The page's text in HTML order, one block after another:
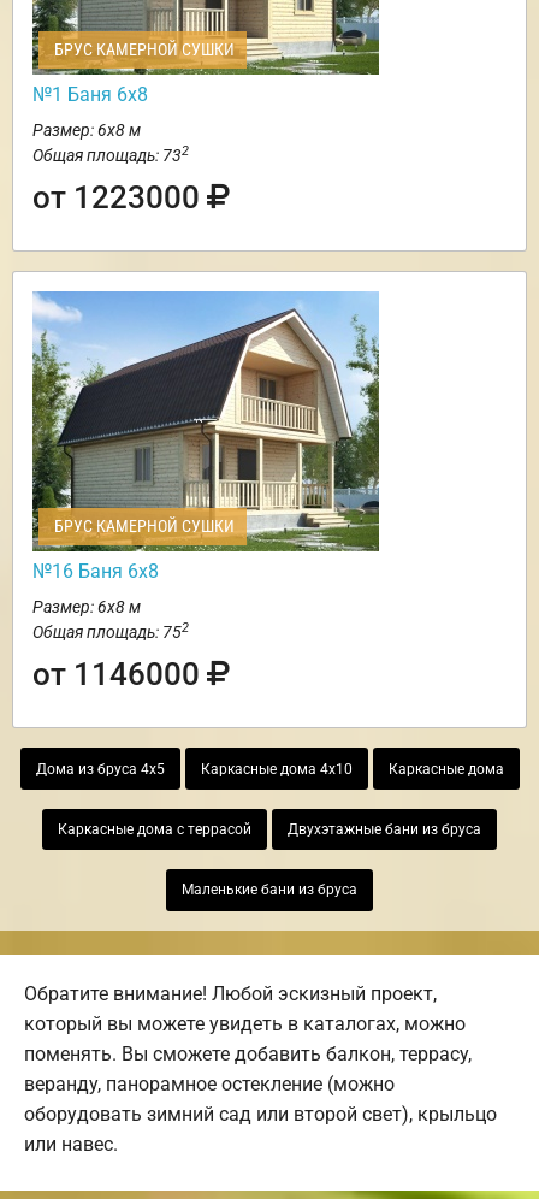
БРУС КАМЕРНОЙ СУШКИ
№1 Баня 6х8
Размер: 6х8 м
Общая площадь: 732
от 1223000
БРУС КАМЕРНОЙ СУШКИ
№16 Баня 6х8
Размер: 6х8 м
Общая площадь: 752
от 1146000
Дома из бруса 4х5 Каркасные дома 4х10 Каркасные дома
Каркасные дома с террасой Двухэтажные бани из бруса
Маленькие бани из бруса
Обратите внимание! Любой эскизный проект,
который вы можете увидеть в каталогах, можно
поменять. Вы сможете добавить балкон, террасу,
веранду, панорамное остекление (можно
оборудовать зимний сад или второй свет), крыльцо
или навес.